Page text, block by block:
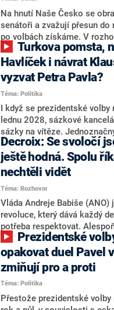
úmorná práce upozorňovat
námi navíc nechodí do
svoje témata,“ odpověděl
NEWS.
Na hnutí Naše Česko se
senátoři a zvažují přesun do
po volbách získáme. V
NEWS to řekl zakladatel
Martin Kuba. Konkrétní
například senátora Zdeňka
součástí klubu ODS a TOP
redakce nevyloučil. Předseda
Zdeněk Nytra redakci řekl,
některých senátorů z klubu
nepřítel, ale soupeř.
Havlíček i návrat
vyzvat Petra Pavla?
Téma: Politika
I když se prezidentské
lednu 2028, sázkové
sázky na vítěze.
hlava státu Petr Pavel.
zmiňují dva výrazné politiky
Andreje Babiše a ministra
Oblíbeným tipem samotných
Motoristy Filip Turek.
o případné kandidatuře
značně pochybuje. Podle
nemá osobu, která by
Decroix: Se svoločí
ještě hodná. Spolu
nechtěli vidět
Téma: Rozhovor
Vláda Andreje Babiše (ANO)
revoluce, který dává každý
potřeba respektovat.
ministryně spravedlnosti
rozhovoru pro CNN Prima
ohledně politického výkonu
Tejce (za ANO) či vládní
práva Taťány Malé (ANO).
adresu vlády prý byla ještě
opakovat duel Pavel
zmiňují pro a proti
Téma: Politika
Přestože prezidentské volby